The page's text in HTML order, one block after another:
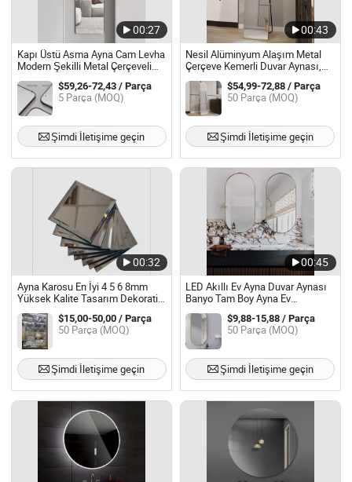
00:27
Kapı Üstü Asma Ayna Cam Levha
Modern Şekilli Metal Çerçeveli
Tam Boy Duş Banyo Duvar
Aynası
$59,26-72,43 / Parça
5 Parça (MOQ)
Şimdi İletişime geçin
00:43
Nesil Alüminyum Alaşım Metal
Çerçeve Kemerli Duvar Aynası,
Banyo Makyaj Aynası, Yatak
Odası Portresi, Dekoratif Ayna
$54,99-72,88 / Parça
50 Parça (MOQ)
Şimdi İletişime geçin
00:32
Ayna Karosu En İyi 4 5 6 8mm
Yüksek Kalite Tasarım Dekoratif
Duvar Aynası Elmas Ayna
Fabrikası Çin$15,00-50,00 / Parça
50 Parça (MOQ)
Şimdi İletişime geçin
00:45
LED Akıllı Ev Ayna Duvar Aynası
Banyo Tam Boy Ayna Ev
Dekorasyonu Bluetooth Makyaj
Aynası Cam Ayna$9,88-15,88 / Parça
50 Parça (MOQ)
Şimdi İletişime geçin